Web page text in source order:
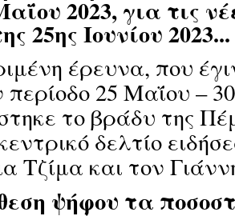
2023, για τις
25ης Ιουνίου 2023...
έρευνα, που
25 Μαΐου –
το βράδυ της
δελτίο
Τζίμα και τον
ψήφου τα